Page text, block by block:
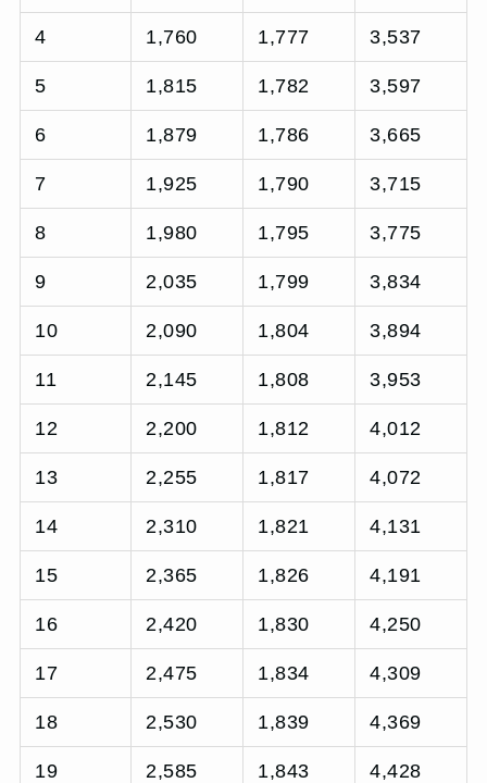
4 1,760 1,777 3,537
5 1,815 1,782 3,597
6 1,879 1,786 3,665
7 1,925 1,790 3,715
8 1,980 1,795 3,775
9 2,035 1,799 3,834
10 2,090 1,804 3,894
11 2,145 1,808 3,953
12 2,200 1,812 4,012
13 2,255 1,817 4,072
14 2,310 1,821 4,131
15 2,365 1,826 4,191
16 2,420 1,830 4,250
17 2,475 1,834 4,309
18 2,530 1,839 4,369
19 2,585 1,843 4,428